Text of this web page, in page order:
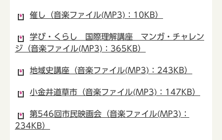
催し（音楽ファイル(MP3)：10KB）
学び・くらし 国際理解講座 マンガ・チャレン
ジ（音楽ファイル(MP3)：365KB）
地域史講座（音楽ファイル(MP3)：243KB）
小金井道草市（音楽ファイル(MP3)：147KB）
第546回市民映画会（音楽ファイル(MP3)：
234KB）